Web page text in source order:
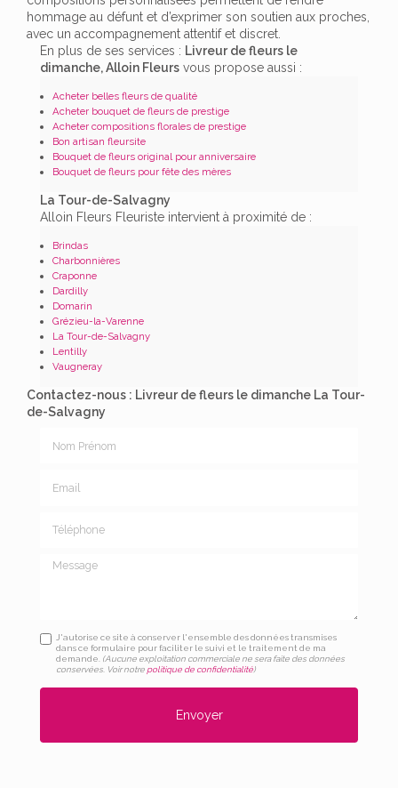
hommage au défunt et d’exprimer son soutien aux proches,
avec un accompagnement attentif et discret.
En plus de ses services : Livreur de fleurs le
dimanche, Alloin Fleurs vous propose aussi :
Acheter belles fleurs de qualité
Acheter bouquet de fleurs de prestige
Acheter compositions florales de prestige
Bon artisan fleursite
Bouquet de fleurs original pour anniversaire
Bouquet de fleurs pour fête des mères
La Tour-de-Salvagny
Alloin Fleurs Fleuriste intervient à proximité de :
Brindas
Charbonnières
Craponne
Dardilly
Domarin
Grézieu-la-Varenne
La Tour-de-Salvagny
Lentilly
Vaugneray
Contactez-nous : Livreur de fleurs le dimanche La Tour-
de-Salvagny
Message
J'autorise ce site à conserver l'ensemble des données transmises
dans ce formulaire pour faciliter le suivi et le traitement de ma
demande. (Aucune exploitation commerciale ne sera faite des données
conservées. Voir notre politique de confidentialité)